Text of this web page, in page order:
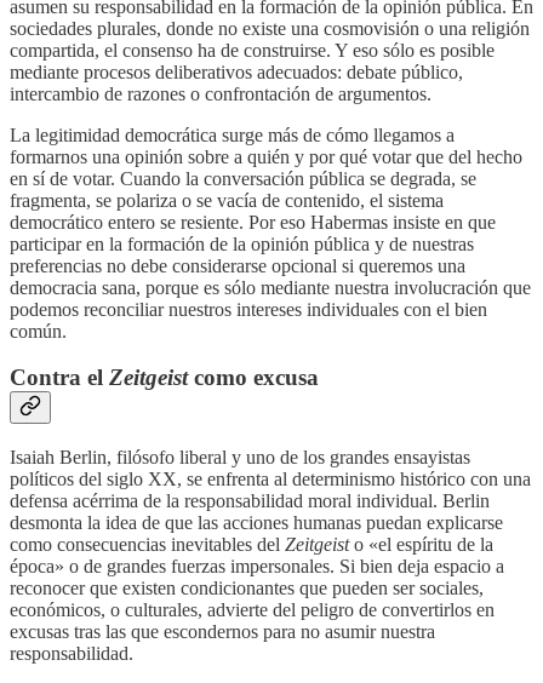
asumen su responsabilidad en la formación de la opinión pública. En
sociedades plurales, donde no existe una cosmovisión o una religión
compartida, el consenso ha de construirse. Y eso sólo es posible
mediante procesos deliberativos adecuados: debate público,
intercambio de razones o confrontación de argumentos.
La legitimidad democrática surge más de cómo llegamos a
formarnos una opinión sobre a quién y por qué votar que del hecho
en sí de votar. Cuando la conversación pública se degrada, se
fragmenta, se polariza o se vacía de contenido, el sistema
democrático entero se resiente. Por eso Habermas insiste en que
participar en la formación de la opinión pública y de nuestras
preferencias no debe considerarse opcional si queremos una
democracia sana, porque es sólo mediante nuestra involucración que
podemos reconciliar nuestros intereses individuales con el bien
común.
Contra el Zeitgeistcomo excusa
Isaiah Berlin, filósofo liberal y uno de los grandes ensayistas
políticos del siglo XX, se enfrenta al determinismo histórico con una
defensa acérrima de la responsabilidad moral individual. Berlin
desmonta la idea de que las acciones humanas puedan explicarse
como consecuencias inevitables del Zeitgeisto «el espíritu de la
época» o de grandes fuerzas impersonales. Si bien deja espacio a
reconocer que existen condicionantes que pueden ser sociales,
económicos, o culturales, advierte del peligro de convertirlos en
excusas tras las que escondernos para no asumir nuestra
responsabilidad.